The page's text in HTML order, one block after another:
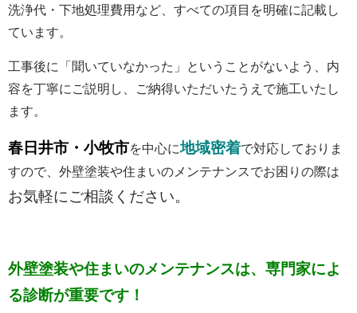
洗浄代・下地処理費用など、すべての項目を明確に記載し
ています。
工事後に「聞いていなかった」ということがないよう、内
容を丁寧にご説明し、ご納得いただいたうえで施工いたし
ます。
春日井市・小牧市を中心に地域密着で対応しておりま
すので、外壁塗装や住まいのメンテナンスでお困りの際は
お気軽にご相談ください。
外壁塗装や住まいのメンテナンスは、専門家によ
る診断が重要です！